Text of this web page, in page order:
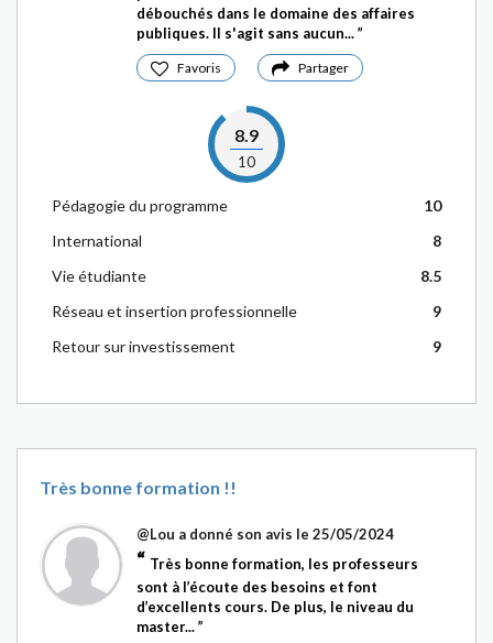
débouchés dans le domaine des affaires
publiques. Il s'agit sans aucun...
Favoris Partager
8.9
10
Pédagogie du programme
10
International
8
Vie étudiante
8.5
Réseau et insertion professionnelle
9
Retour sur investissement
9
Très bonne formation !!
@Lou a donné son avis le 25/05/2024
Très bonne formation, les professeurs
sont à l’écoute des besoins et font
d’excellents cours. De plus, le niveau du
master...